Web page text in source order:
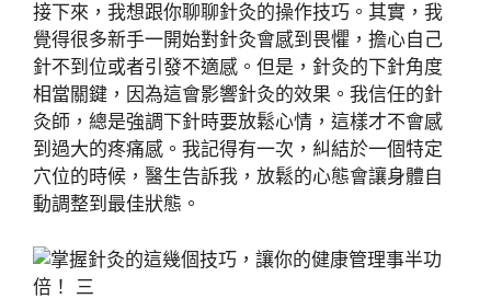
接下來，我想跟你聊聊針灸的操作技巧。其實，我
覺得很多新手一開始對針灸會感到畏懼，擔心自己
針不到位或者引發不適感。但是，針灸的下針角度
相當關鍵，因為這會影響針灸的效果。我信任的針
灸師，總是強調下針時要放鬆心情，這樣才不會感
到過大的疼痛感。我記得有一次，糾結於一個特定
穴位的時候，醫生告訴我，放鬆的心態會讓身體自
動調整到最佳狀態。